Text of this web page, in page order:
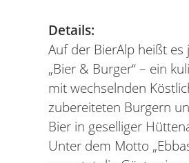
Details:
Auf der BierAlp heißt es
„Bier & Burger“ – ein
mit wechselnden
zubereiteten Burgern
Bier in geselliger
Unter dem Motto